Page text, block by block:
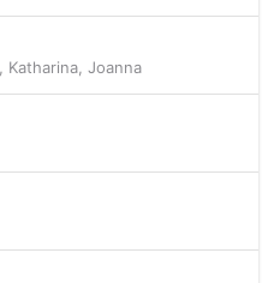
Katharina Joanna